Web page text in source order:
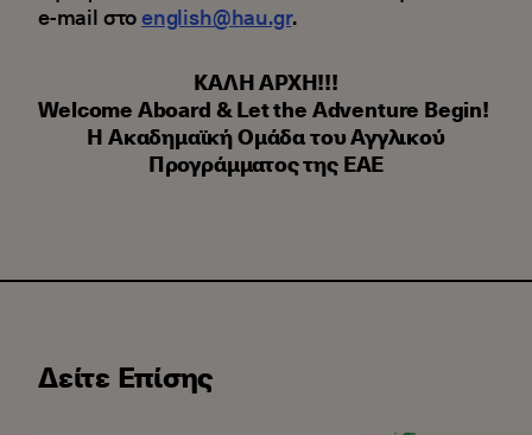
e-mail στοenglish@hau.gr.
ΚΑΛΗ ΑΡΧΗ!!!
Welcome Aboard & Let the Adventure Begin!
Η Ακαδημαϊκή Ομάδα του Αγγλικού
Προγράμματος της ΕΑΕ
Δείτε Επίσης